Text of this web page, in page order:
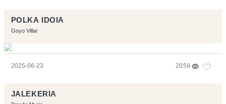
POLKA IDOIA
Goyo Villar
2025-06-23 2059
JALEKERIA